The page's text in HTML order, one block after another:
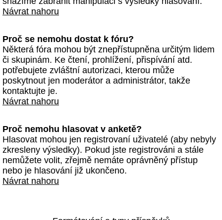
Návrat nahoru
Proč se nemohu dostat k fóru?
Některá fóra mohou být znepřístupněna určitým lidem
či skupinám. Ke čtení, prohlížení, přispívání atd.
potřebujete zvláštní autorizaci, kterou může
poskytnout jen moderátor a administrátor, takže
kontaktujte je.
Návrat nahoru
Proč nemohu hlasovat v anketě?
Hlasovat mohou jen registrovaní uživatelé (aby nebyly
zkresleny výsledky). Pokud jste registrováni a stále
nemůžete volit, zřejmě nemáte oprávněný přístup
nebo je hlasování již ukončeno.
Návrat nahoru